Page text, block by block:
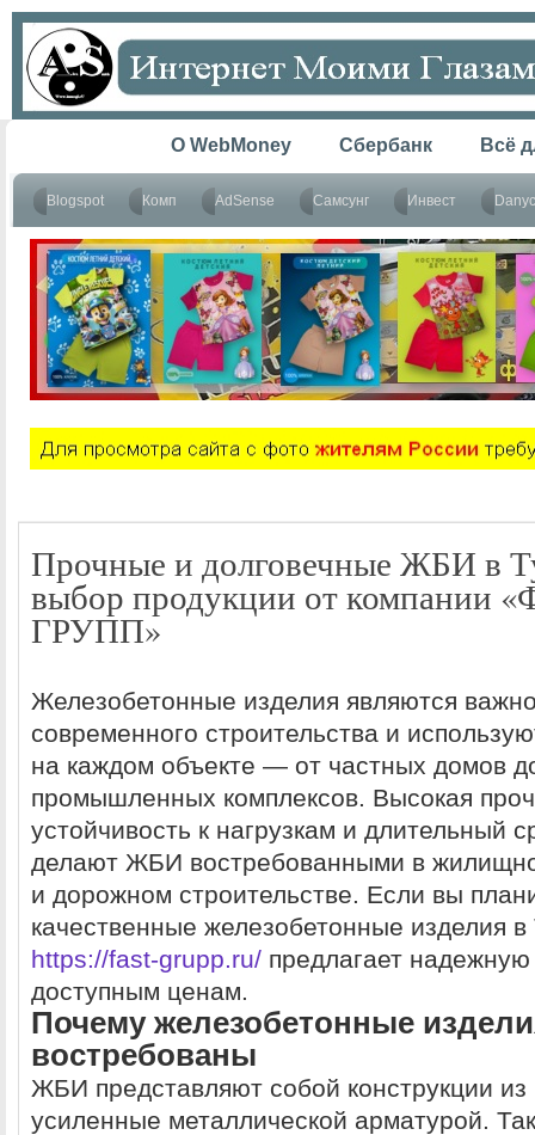
O WebMoney Сбербанк Всё
Blogspot Комп AdSense Самсунг Инвест
Прочные и долговечные ЖБИ в
выбор продукции от компании
ГРУПП»
Железобетонные изделия являются
современного строительства и
на каждом объекте — от частных домов
промышленных комплексов. Высокая
устойчивость к нагрузкам и длительный
делают ЖБИ востребованными в
и дорожном строительстве. Если вы
качественные железобетонные изделия
https://fast-grupp.ru/ предлагает
доступным ценам.
Почему железобетонные
востребованы
ЖБИ представляют собой конструкции из
усиленные металлической арматурой.